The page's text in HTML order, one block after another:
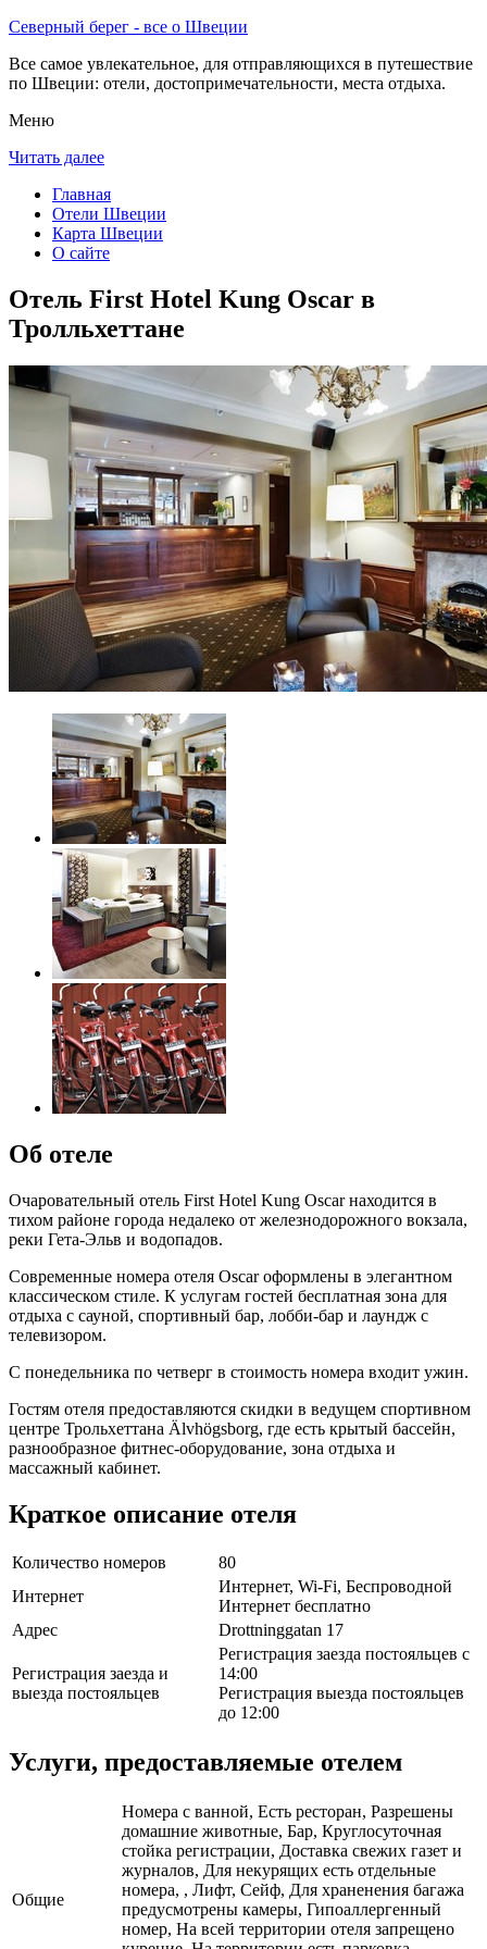
Северный берег - все о Швеции
Все самое увлекательное, для отправляющихся в путешествие
по Швеции: отели, достопримечательности, места отдыха.
Меню
Читать далее
Главная
Отели Швеции
Карта Швеции
О сайте
Отель First Hotel Kung Oscar в
Тролльхеттане
Об отеле
Очаровательный отель First Hotel Kung Oscar находится в
тихом районе города недалеко от железнодорожного вокзала,
реки Гета-Эльв и водопадов.
Современные номера отеля Oscar оформлены в элегантном
классическом стиле. К услугам гостей бесплатная зона для
отдыха с сауной, спортивный бар, лобби-бар и лаундж с
телевизором.
С понедельника по четверг в стоимость номера входит ужин.
Гостям отеля предоставляются скидки в ведущем спортивном
центре Трольхеттана Älvhögsborg, где есть крытый бассейн,
разнообразное фитнес-оборудование, зона отдыха и
массажный кабинет.
Краткое описание отеля
Количество номеров
80
Интернет
Интернет, Wi-Fi, Беспроводной
Интернет бесплатно
Адрес
Drottninggatan 17
Регистрация заезда и
выезда постояльцев
Регистрация заезда постояльцев с
14:00
Регистрация выезда постояльцев
до 12:00
Услуги, предоставляемые отелем
Общие
Номера с ванной, Есть ресторан, Разрешены
домашние животные, Бар, Круглосуточная
стойка регистрации, Доставка свежих газет и
журналов, Для некурящих есть отдельные
номера, , Лифт, Сейф, Для храненения багажа
предусмотрены камеры, Гипоаллергенный
номер, На всей территории отеля запрещено